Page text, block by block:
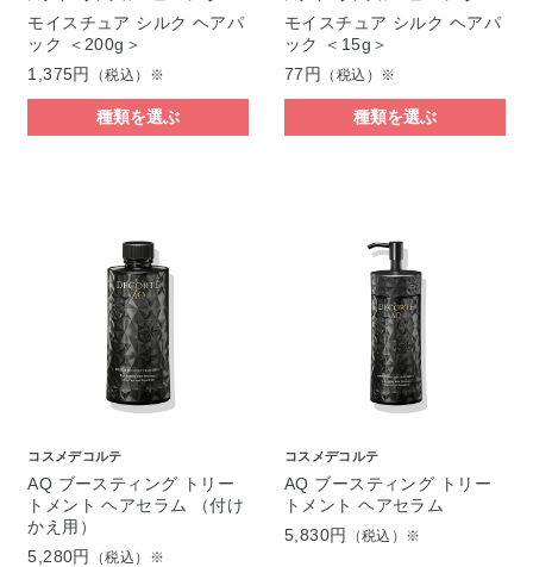
モイスチュア シルク ヘアパ
ック ＜200g＞
1,375円
（税込）※
種類を選ぶ
モイスチュア シルク ヘアパ
ック ＜15g＞
77円
（税込）※
種類を選ぶ
コスメデコルテ
AQ ブースティング トリー
トメント ヘアセラム （付け
かえ用）
5,280円
（税込）※
コスメデコルテ
AQ ブースティング トリー
トメント ヘアセラム
5,830円
（税込）※